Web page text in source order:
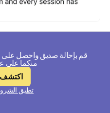
منكما على
اكتشف
تطبق